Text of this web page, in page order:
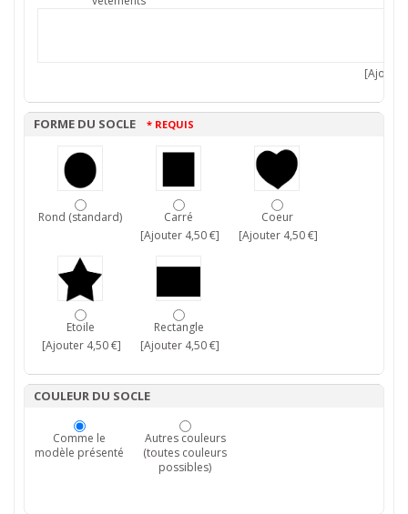
FORME DU SOCLE * REQUIS
Rond (standard)
Carré
[Ajouter 4,50 €]
Coeur
[Ajouter 4,50 €]
Etoile
[Ajouter 4,50 €]
Rectangle
[Ajouter 4,50 €]
COULEUR DU SOCLE
Comme le
modèle présenté
Autres couleurs
(toutes couleurs
possibles)